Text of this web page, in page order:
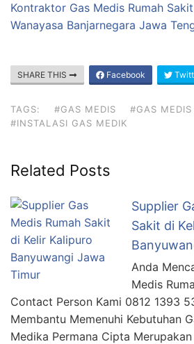
Kontraktor Gas Medis Rumah
Wanayasa Banjarnegara Jawa
SHARE THIS Facebook
TAGS: #GAS MEDIS
#GAS
#INSTALASI GAS MEDIK
Related Posts
Supplier
Sakit di
Anda
Medis
Contact Person Kami 0812 1393
Membantu Memenuhi Kebutuhan
Medika Permana Cipta Merupakan